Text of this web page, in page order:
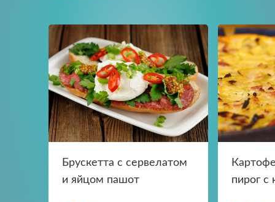
Брускетта с сервелатом
и яйцом пашот
пирог с